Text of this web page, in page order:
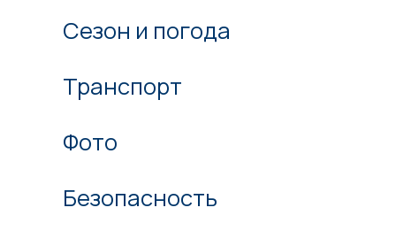
Сезон и погода
Транспорт
Фото
Безопасность